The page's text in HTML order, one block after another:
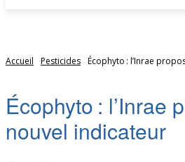
Accueil Pesticides Écophyto : l’Inrae
Écophyto : l’Inrae
nouvel indicateur